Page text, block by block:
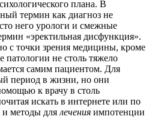
плана. В
термин как диагноз не
него урологи и смежные
«эректильная дисфункция».
с точки зрения медицины, кроме
патологии не столь тяжело
самим пациентом. Для
период в жизни, но они
к врачу в столь
искать в интернете или по
и методы длялечения импотенции